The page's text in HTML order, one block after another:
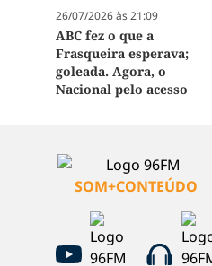
26/07/2026 às 21:09
ABC fez o que a
Frasqueira esperava;
goleada. Agora, o
Nacional pelo acesso
SOM+CONTEÚDO